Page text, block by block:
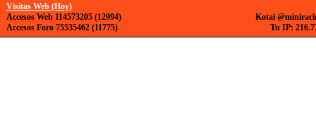
Visitas Web (Hoy)
Accesos Web 114573205 (12994)
Accesos Foro 75535462 (11775)
Kotai
Tu IP: